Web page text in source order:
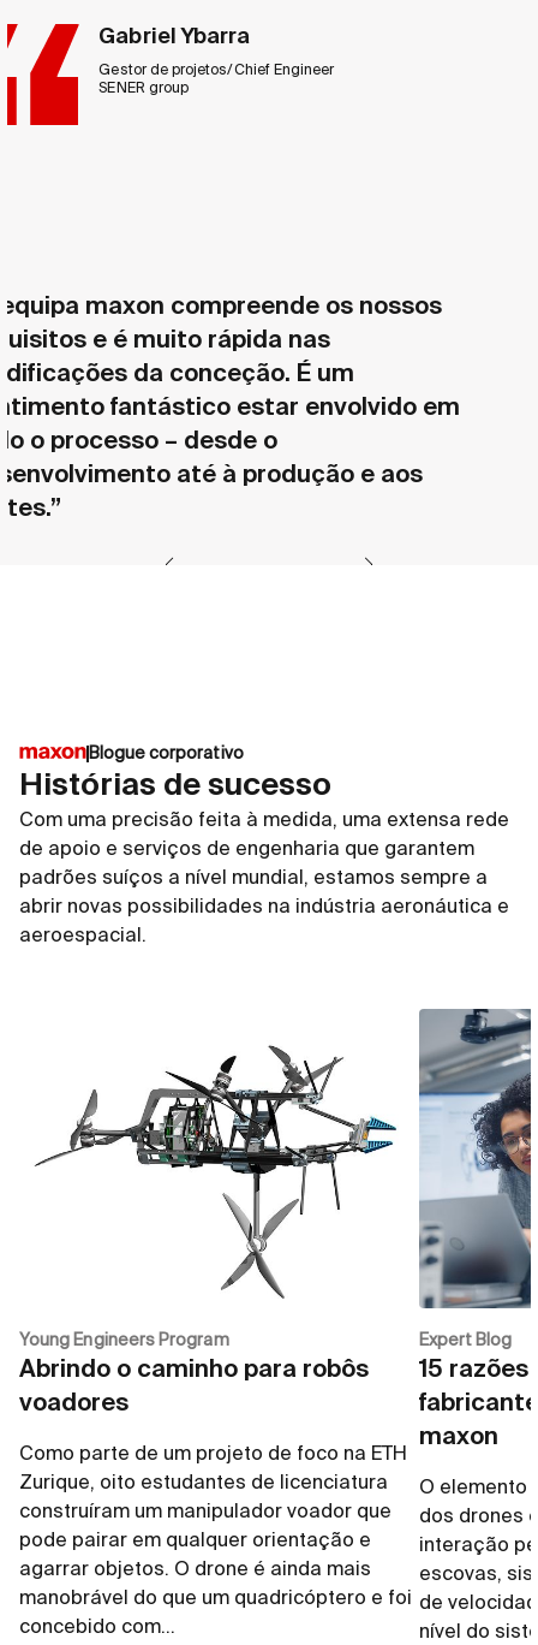
Gabriel Ybarra
Gestor de projetos/Chief Engineer
SENER group
equipa maxon compreende os nossos
e é muito rápida nas
da conceção. É um
fantástico estar envolvido em
o processo – desde o
até à produção e aos
Blogue corporativo
Histórias de sucesso
Com uma precisão feita à medida, uma extensa rede
de apoio e serviços de engenharia que garantem
padrões suíços a nível mundial, estamos sempre a
abrir novas possibilidades na indústria aeronáutica e
aeroespacial.
Young Engineers Program
Abrindo o caminho para robôs
voadores
Como parte de um projeto de foco na ETH
Zurique, oito estudantes de licenciatura
construíram um manipulador voador que
pode pairar em qualquer orientação e
agarrar objetos. O drone é ainda mais
manobrável do que um quadricóptero e foi
concebido com…
Expert Blog
15 razões
maxon
O elemento
dos drones
interação
escovas,
de
nível do